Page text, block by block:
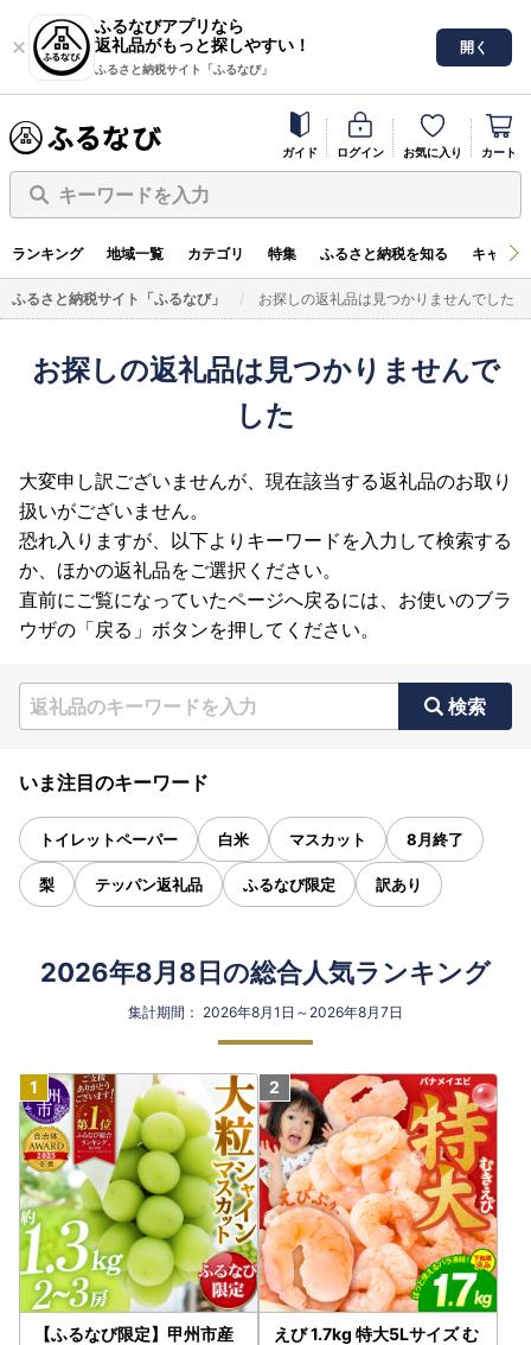
ふるなびアプリなら
返礼品がもっと探しやすい！
ふるさと納税サイト「ふるなび」
開く
ガイド ログイン お気に入り カート
キーワードを入力
ランキング 地域一覧 カテゴリ 特集 ふるさと納税を知る キャン
ふるさと納税サイト「ふるなび」 お探しの返礼品は見つかりませんでした
お探しの返礼品は見つかりませんで
した
大変申し訳ございませんが、現在該当する返礼品のお取り
扱いがございません。
恐れ入りますが、以下よりキーワードを入力して検索する
か、ほかの返礼品をご選択ください。
直前にご覧になっていたページへ戻るには、お使いのブラ
ウザの「戻る」ボタンを押してください。
検索
いま注目のキーワード
トイレットペーパー 白米 マスカット 8月終了
梨 テッパン返礼品 ふるなび限定 訳あり
2026年8月8日の総合人気ランキング
集計期間： 2026年8月1日～2026年8月7日
【ふるなび限定】甲州市産
えび 1.7kg 特大5Lサイズ む